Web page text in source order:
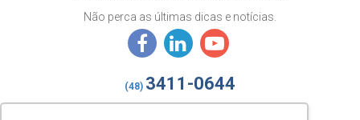
Não perca as últimas dicas e notícias.
(48) 3411-0644
izy@gestaoizy.com.br